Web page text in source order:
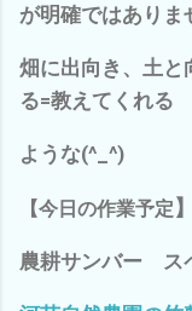
が明確ではありま
畑に出向き、土と
る=教えてくれる
ような(^_^)
【今日の作業予定】
農耕サンバー ス